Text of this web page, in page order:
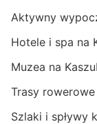
Aktywny
Hotele i spa na
Muzea na
Trasy
Szlaki i spływy